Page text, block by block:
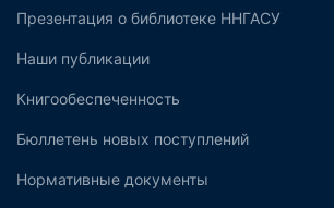
Презентация о библиотеке ННГАСУ
Наши публикации
Книгообеспеченность
Бюллетень новых поступлений
Нормативные документы